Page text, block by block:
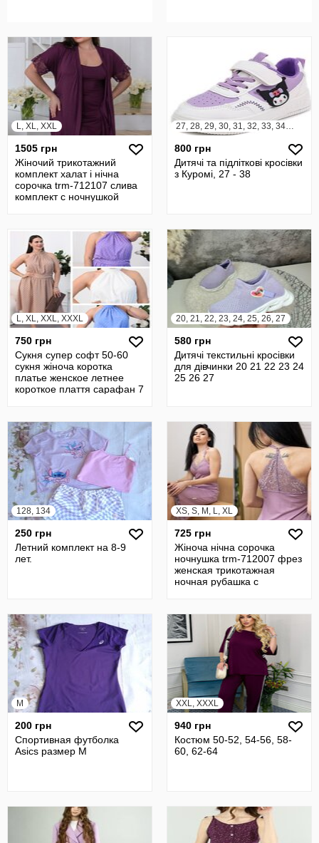
L, XL, XXL
1505 грн
Жіночий трикотажний
комплект халат і нічна
сорочка trm-712107 слива
комплект с ночнушкой
27, 28, 29, 30, 31, 32, 33, 34, 35, 36, 37, 38
800 грн
Дитячі та підліткові кросівки
з Куромі, 27 - 38
L, XL, XXL, XXXL
750 грн
Сукня супер софт 50-60
сукня жіноча коротка
платье женское летнее
короткое плаття сарафан 7
20, 21, 22, 23, 24, 25, 26, 27
580 грн
Дитячі текстильні кросівки
для дівчинки 20 21 22 23 24
25 26 27
128, 134
250 грн
Летний комплект на 8-9
лет.
XS, S, M, L, XL
725 грн
Жіноча нічна сорочка
ночнушка trm-712007 фрез
женская трикотажная
ночная рубашка с
M
200 грн
Спортивная футболка
Asics размер М
XXL, XXXL
940 грн
Костюм 50-52, 54-56, 58-
60, 62-64